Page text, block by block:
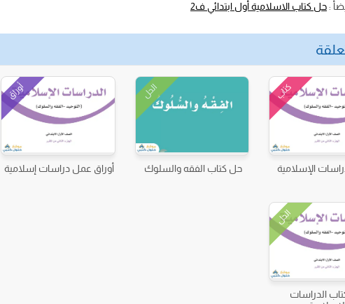
:حل كتاب الاسلامية أول ابتدائي ف2
كتاب
الإسلامية
الحل
حل كتاب الفقه والسلوك
أوراق
أوراق عمل دراسات إسلامية
الحل
الدراسات